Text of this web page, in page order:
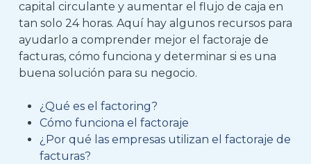
capital circulante y aumentar el flujo de caja en
tan solo 24 horas. Aquí hay algunos recursos para
ayudarlo a comprender mejor el factoraje de
facturas, cómo funciona y determinar si es una
buena solución para su negocio.
¿Qué es el factoring?
Cómo funciona el factoraje
¿Por qué las empresas utilizan el factoraje de
facturas?